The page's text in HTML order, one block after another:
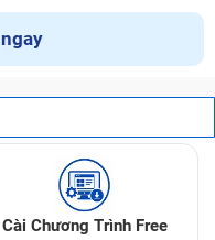
Cài Chương Trình Free